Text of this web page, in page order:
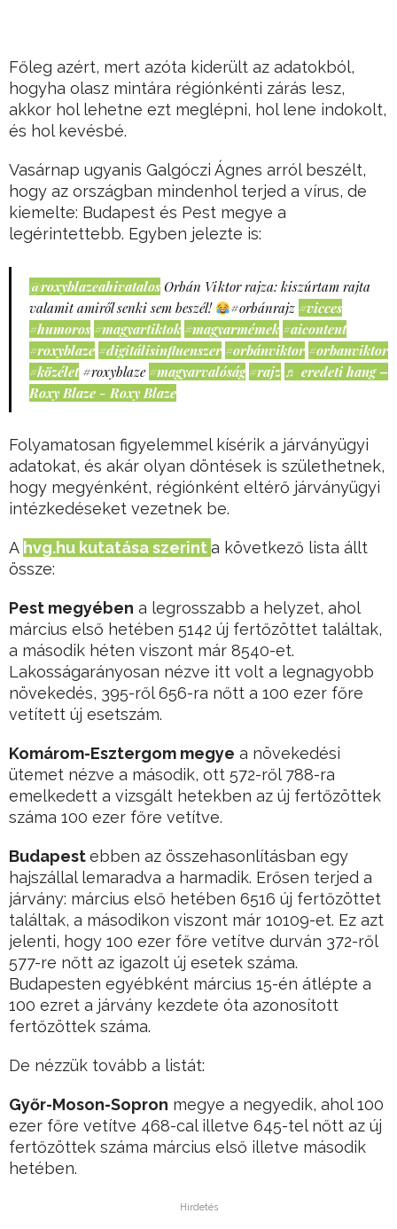
Főleg azért, mert azóta kiderült az adatokból,
hogyha olasz mintára régiónkénti zárás lesz,
akkor hol lehetne ezt meglépni, hol lene indokolt,
és hol kevésbé.
Vasárnap ugyanis Galgóczi Ágnes arról beszélt,
hogy az országban mindenhol terjed a vírus, de
kiemelte: Budapest és Pest megye a
legérintettebb. Egyben jelezte is:
@roxyblazeahivatalos Orbán Viktor rajza: kiszúrtam rajta
valamit amiről senki sem beszél!
#orbánrajz #vicces
#humoros #magyartiktok #magyarmémek #aicontent
#roxyblaze #digitálisinfluenszer #orbánviktor #orbanviktor
#közélet #roxyblaze #magyarvalóság #rajz ♬ eredeti hang –
Roxy Blaze - Roxy Blaze
Folyamatosan figyelemmel kísérik a járványügyi
adatokat, és akár olyan döntések is születhetnek,
hogy megyénként, régiónként eltérő járványügyi
intézkedéseket vezetnek be.
A hvg.hu kutatása szerinta következő lista állt
össze:
Pest megyében a legrosszabb a helyzet, ahol
március első hetében 5142 új fertőzöttet találtak,
a második héten viszont már 8540-et.
Lakosságarányosan nézve itt volt a legnagyobb
növekedés, 395-ről 656-ra nőtt a 100 ezer főre
vetített új esetszám.
Komárom-Esztergom megye a növekedési
ütemet nézve a második, ott 572-ről 788-ra
emelkedett a vizsgált hetekben az új fertőzöttek
száma 100 ezer főre vetítve.
Budapestebben az összehasonlításban egy
hajszállal lemaradva a harmadik. Erősen terjed a
járvány: március első hetében 6516 új fertőzöttet
találtak, a másodikon viszont már 10109-et. Ez azt
jelenti, hogy 100 ezer főre vetítve durván 372-ről
577-re nőtt az igazolt új esetek száma.
Budapesten egyébként március 15-én átlépte a
100 ezret a járvány kezdete óta azonosított
fertőzöttek száma.
De nézzük tovább a listát:
Győr-Moson-Sopron megye a negyedik, ahol 100
ezer főre vetítve 468-cal illetve 645-tel nőtt az új
fertőzöttek száma március első illetve második
hetében.
Hirdetés